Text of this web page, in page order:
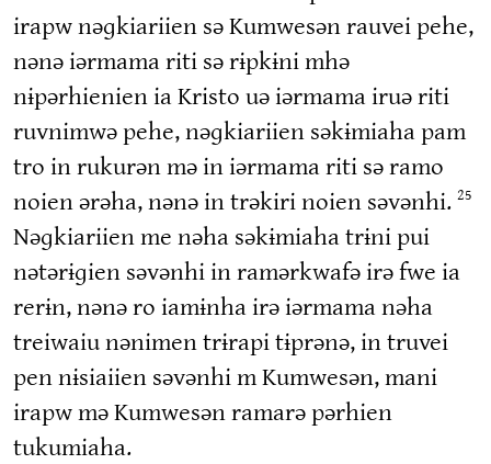
irapw nəɡkiariien sə Kumwesən rauvei pehe,
nənə iərmama riti sə rɨpkɨni mhə
nɨpərhienien ia Kristo uə iərmama iruə riti
ruvnimwə pehe, nəɡkiariien səkɨmiaha pam
tro in rukurən mə in iərmama riti sə ramo
noien ərəha, nənə in trəkiri noien səvənhi. 25
Nəɡkiariien me nəha səkɨmiaha trɨni pui
nətərɨɡien səvənhi in ramərkwafə irə fwe ia
rerɨn, nənə ro iamɨnha irə iərmama nəha
treiwaiu nənimen trɨrapi tɨprənə, in truvei
pen nɨsiaiien səvənhi m Kumwesən, mani
irapw mə Kumwesən ramarə pərhien
tukumiaha.